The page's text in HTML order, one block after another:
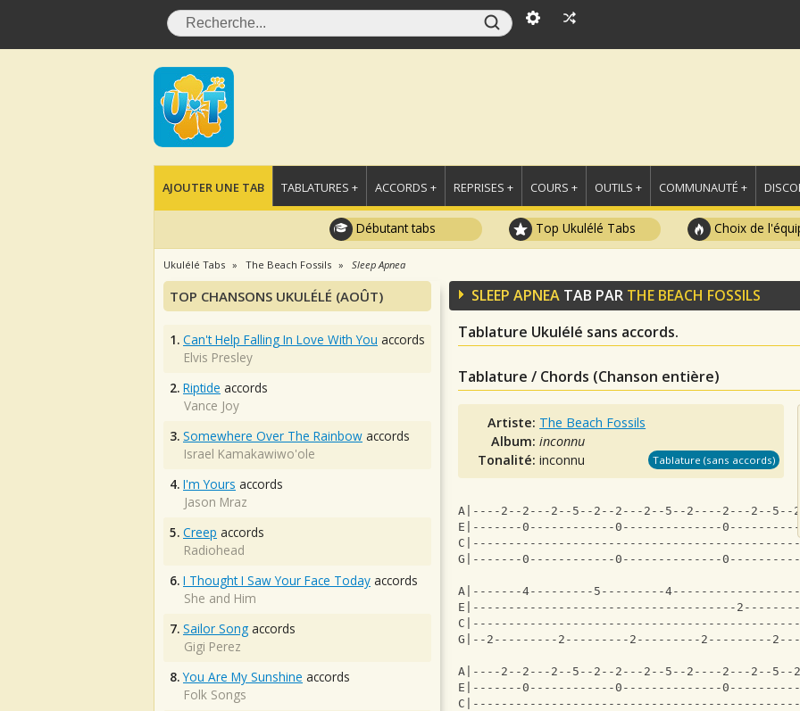
AJOUTER UNE TAB TABLATURES + ACCORDS + REPRISES + COURS + OUTILS + COMMUNAUTÉ +
Débutant tabs Top Ukulélé Tabs Choix de
Ukulélé Tabs The Beach Fossils Sleep Apnea
SLEEP APNEA TAB PAR THE BEACH FOSSILS
Tablature Ukulélé sans accords.
Tablature / Chords (Chanson entière)
Artiste: The Beach Fossils
Album:inconnu
Tonalité:inconnu Tablature (sans accords)
A|----2--2---2--5--2--2---2--5--2----2---2--
E|-------0------------0--------------
G|-------0------------0--------------
A|-------4---------5---------
E|-------------------------------------
G|--2---------2---------2---------2---------
A|----2--2---2--5--2--2---2--5--2----2---2--
E|-------0------------0--------------
TOP CHANSONS UKULÉLÉ (AOÛT)
1. Can't Help Falling In Love With You accords
Elvis Presley
2. Riptide accords
Vance Joy
3. Somewhere Over The Rainbow accords
Israel Kamakawiwo'ole
4. I'm Yours accords
Jason Mraz
5. Creep accords
Radiohead
6. I Thought I Saw Your Face Today accords
She and Him
7. Sailor Song accords
Gigi Perez
8. You Are My Sunshine accords
Folk Songs